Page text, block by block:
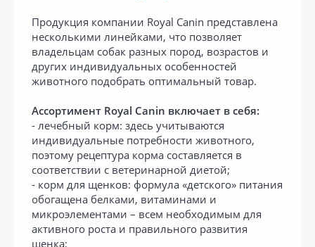
Продукция компании Royal Canin представлена
несколькими линейками, что позволяет
владельцам собак разных пород, возрастов и
других индивидуальных особенностей
животного подобрать оптимальный товар.
Ассортимент Royal Canin включает в себя:
- лечебный корм: здесь учитываются
индивидуальные потребности животного,
поэтому рецептура корма составляется в
соответствии с ветеринарной диетой;
- корм для щенков: формула «детского» питания
обогащена белками, витаминами и
микроэлементами – всем необходимым для
активного роста и правильного развития
щенка;